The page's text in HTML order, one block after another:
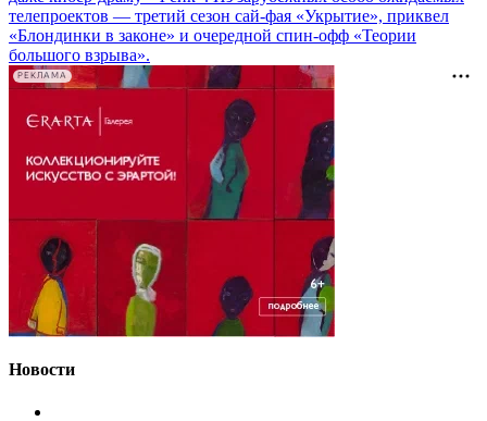
телепроектов — третий сезон сай-фая «Укрытие», приквел
«Блондинки в законе» и очередной спин-офф «Теории
большого взрыва».
РЕКЛАМА
Новости